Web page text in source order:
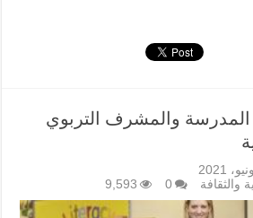
المدرسة والمشرف التربوي
والثقافة 0
9,593